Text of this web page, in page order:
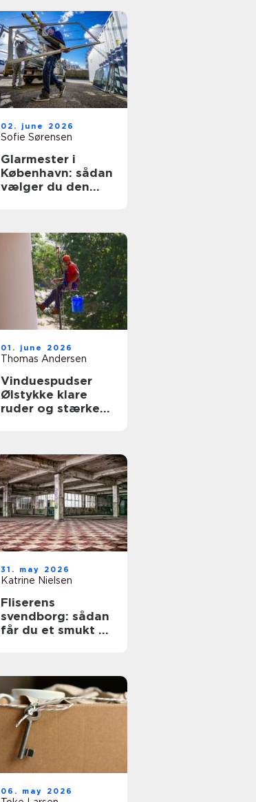
02. june 2026
Sofie Sørensen
Glarmester i
København: sådan
vælger du den
01. june 2026
Thomas Andersen
Vinduespudser
Ølstykke klare
ruder og stærke
31. may 2026
Katrine Nielsen
Fliserens
svendborg: sådan
får du et smukt og
06. may 2026